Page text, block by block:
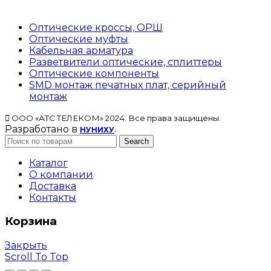
Оптические кроссы, ОРШ
Оптические муфты
Кабельная арматура
Разветвители оптические, сплиттеры
Оптические компоненты
SMD монтаж печатных плат, серийный
монтаж
ООО «АТС ТЕЛЕКОМ» 2024. Все права защищены.
Разработано в НУНИХУ.
Search
Каталог
О компании
Доставка
Контакты
Корзина
Закрыть
Scroll To Top